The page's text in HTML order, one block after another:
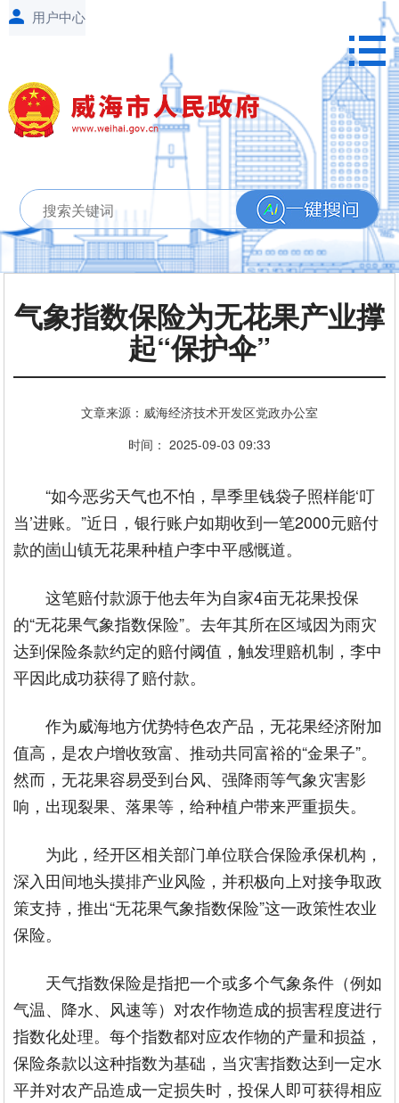
气象指数保险为无花果产业撑
起“保护伞”
文章来源：威海经济技术开发区党政办公室
时间： 2025-09-03 09:33
“如今恶劣天气也不怕，旱季里钱袋子照样能‘叮
当’进账。”近日，银行账户如期收到一笔2000元赔付
款的崮山镇无花果种植户李中平感慨道。
这笔赔付款源于他去年为自家4亩无花果投保
的“无花果气象指数保险”。去年其所在区域因为雨灾
达到保险条款约定的赔付阈值，触发理赔机制，李中
平因此成功获得了赔付款。
作为威海地方优势特色农产品，无花果经济附加
值高，是农户增收致富、推动共同富裕的“金果子”。
然而，无花果容易受到台风、强降雨等气象灾害影
响，出现裂果、落果等，给种植户带来严重损失。
为此，经开区相关部门单位联合保险承保机构，
深入田间地头摸排产业风险，并积极向上对接争取政
策支持，推出“无花果气象指数保险”这一政策性农业
保险。
天气指数保险是指把一个或多个气象条件（例如
气温、降水、风速等）对农作物造成的损害程度进行
指数化处理。每个指数都对应农作物的产量和损益，
保险条款以这种指数为基础，当灾害指数达到一定水
平并对农产品造成一定损失时，投保人即可获得相应